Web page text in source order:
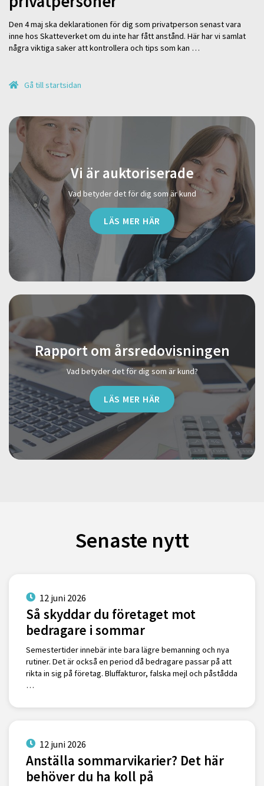
Den 4 maj ska deklarationen för dig som privatperson senast vara
inne hos Skatteverket om du inte har fått anstånd. Här har vi samlat
några viktiga saker att kontrollera och tips som kan …
Gå till startsidan
Vi är auktoriserade
Vad betyder det för dig som är kund
LÄS MER HÄR
Rapport om årsredovisningen
Vad betyder det för dig som är kund?
LÄS MER HÄR
Senaste nytt
12 juni 2026
Så skyddar du företaget mot
bedragare i sommar
Semestertider innebär inte bara lägre bemanning och nya
rutiner. Det är också en period då bedragare passar på att
rikta in sig på företag. Bluffakturor, falska mejl och påstådda
…
12 juni 2026
Anställa sommarvikarier? Det här
behöver du ha koll på